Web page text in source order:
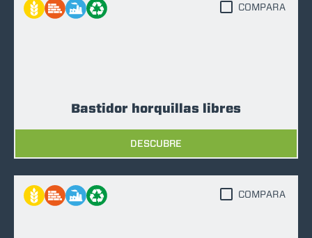
Bastidor horquillas libres
DESCUBRE
COMPARA
COMPARA